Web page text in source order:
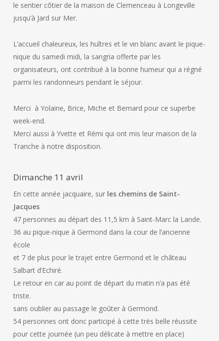
le sentier côtier de la maison de Clemenceau à Longeville
jusqu’à Jard sur Mer.
L’accueil chaleureux, les huîtres et le vin blanc avant le pique-
nique du samedi midi, la sangria offerte par les
organisateurs, ont contribué à la bonne humeur qui a régné
parmi les randonneurs pendant le séjour.
Merci à Yolaine, Brice, Miche et Bernard pour ce superbe
week-end.
Merci aussi à Yvette et Rémi qui ont mis leur maison de la
Tranche à notre disposition.
Dimanche 11 avril
En cette année jacquaire, sur les chemins de Saint-
Jacques
47 personnes au départ des 11,5 km à Saint-Marc la Lande.
36 au pique-nique à Germond dans la cour de l’ancienne
école
et 7 de plus pour le trajet entre Germond et le château
Salbart d’Echiré.
Le retour en car au point de départ du matin n’a pas été
triste.
sans oublier au passage le goûter à Germond.
54 personnes ont donc participé à cette très belle réussite
pour cette journée (un peu délicate à mettre en place)